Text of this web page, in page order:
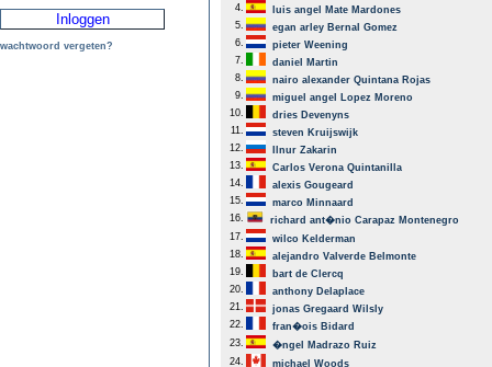
wachtwoord vergeten?
4.
luis angel Mate Mardones
5.
egan arley Bernal Gomez
6.
pieter Weening
7.
daniel Martin
8.
nairo alexander Quintana Rojas
9.
miguel angel Lopez Moreno
10.
dries Devenyns
11.
steven Kruijswijk
12.
Ilnur Zakarin
13.
Carlos Verona Quintanilla
14.
alexis Gougeard
15.
marco Minnaard
16.
richard ant�nio Carapaz Montenegro
17.
wilco Kelderman
18.
alejandro Valverde Belmonte
19.
bart de Clercq
20.
anthony Delaplace
21.
jonas Gregaard Wilsly
22.
fran�ois Bidard
23.
�ngel Madrazo Ruiz
24.
michael Woods